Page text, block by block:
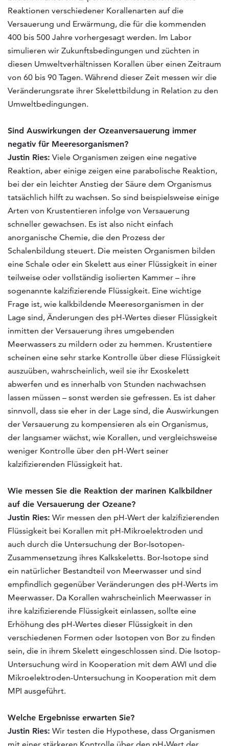
Reaktionen verschiedener Korallenarten auf die
Versauerung und Erwärmung, die für die kommenden
400 bis 500 Jahre vorhergesagt werden. Im Labor
simulieren wir Zukunftsbedingungen und züchten in
diesen Umweltverhältnissen Korallen über einen Zeitraum
von 60 bis 90 Tagen. Während dieser Zeit messen wir die
Veränderungsrate ihrer Skelettbildung in Relation zu den
Umweltbedingungen.
Sind Auswirkungen der Ozeanversauerung immer
negativ für Meeresorganismen?
Justin Ries: Viele Organismen zeigen eine negative
Reaktion, aber einige zeigen eine parabolische Reaktion,
bei der ein leichter Anstieg der Säure dem Organismus
tatsächlich hilft zu wachsen. So sind beispielsweise einige
Arten von Krustentieren infolge von Versauerung
schneller gewachsen. Es ist also nicht einfach
anorganische Chemie, die den Prozess der
Schalenbildung steuert. Die meisten Organismen bilden
eine Schale oder ein Skelett aus einer Flüssigkeit in einer
teilweise oder vollständig isolierten Kammer – ihre
sogenannte kalzifizierende Flüssigkeit. Eine wichtige
Frage ist, wie kalkbildende Meeresorganismen in der
Lage sind, Änderungen des pH-Wertes dieser Flüssigkeit
inmitten der Versauerung ihres umgebenden
Meerwassers zu mildern oder zu hemmen. Krustentiere
scheinen eine sehr starke Kontrolle über diese Flüssigkeit
auszuüben, wahrscheinlich, weil sie ihr Exoskelett
abwerfen und es innerhalb von Stunden nachwachsen
lassen müssen – sonst werden sie gefressen. Es ist daher
sinnvoll, dass sie eher in der Lage sind, die Auswirkungen
der Versauerung zu kompensieren als ein Organismus,
der langsamer wächst, wie Korallen, und vergleichsweise
weniger Kontrolle über den pH-Wert seiner
kalzifizierenden Flüssigkeit hat.
Wie messen Sie die Reaktion der marinen Kalkbildner
auf die Versauerung der Ozeane?
Justin Ries: Wir messen den pH-Wert der kalzifizierenden
Flüssigkeit bei Korallen mit pH-Mikroelektroden und
auch durch die Untersuchung der Bor-Isotopen-
Zusammensetzung ihres Kalkskeletts. Bor-Isotope sind
ein natürlicher Bestandteil von Meerwasser und sind
empfindlich gegenüber Veränderungen des pH-Werts im
Meerwasser. Da Korallen wahrscheinlich Meerwasser in
ihre kalzifizierende Flüssigkeit einlassen, sollte eine
Erhöhung des pH-Wertes dieser Flüssigkeit in den
verschiedenen Formen oder Isotopen von Bor zu finden
sein, die in ihrem Skelett eingeschlossen sind. Die Isotop-
Untersuchung wird in Kooperation mit dem AWI und die
Mikroelektroden-Untersuchung in Kooperation mit dem
MPI ausgeführt.
Welche Ergebnisse erwarten Sie?
Justin Ries: Wir testen die Hypothese, dass Organismen
mit einer stärkeren Kontrolle über den pH-Wert der